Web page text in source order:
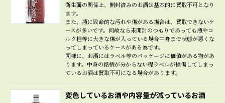
衛生面の関係上、開封済みのお酒は基本的に買取不可となり
ます。
また、瓶に致命的な汚れや傷がある場合は、買取できないケ
ースが多いです。何故なら未開封のつもりであっても瓶やコ
ルク栓等に大きな傷が入っている場合中身まで状態が悪くな
ってしまっているケースがある為です。
同様に、お酒にはラベル等のパッケージに価値がある物があ
ります。中身の銘柄が分からない程ラベルが損傷してしまっ
ているお酒は買取不可になる場合があります。
変色しているお酒や内容量が減っているお酒